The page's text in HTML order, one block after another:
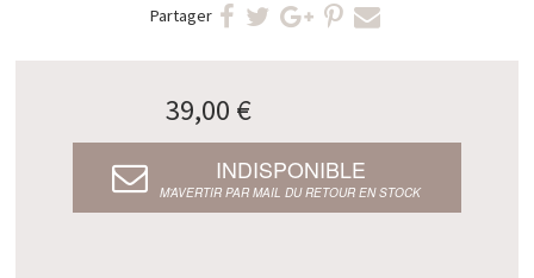
Partager
39,00 €
INDISPONIBLE
M’AVERTIR PAR MAIL DU RETOUR EN STOCK